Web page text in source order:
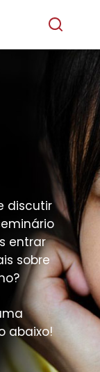
discutir
entrar
sobre
abaixo!